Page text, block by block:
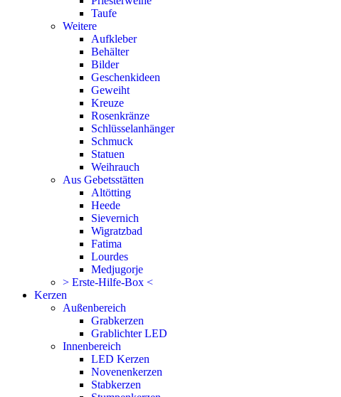
Taufe
Weitere
Aufkleber
Behälter
Bilder
Geschenkideen
Geweiht
Kreuze
Rosenkränze
Schlüsselanhänger
Schmuck
Statuen
Weihrauch
Aus Gebetsstätten
Altötting
Heede
Sievernich
Wigratzbad
Fatima
Lourdes
Medjugorje
> Erste-Hilfe-Box <
Kerzen
Außenbereich
Grabkerzen
Grablichter LED
Innenbereich
LED Kerzen
Novenenkerzen
Stabkerzen